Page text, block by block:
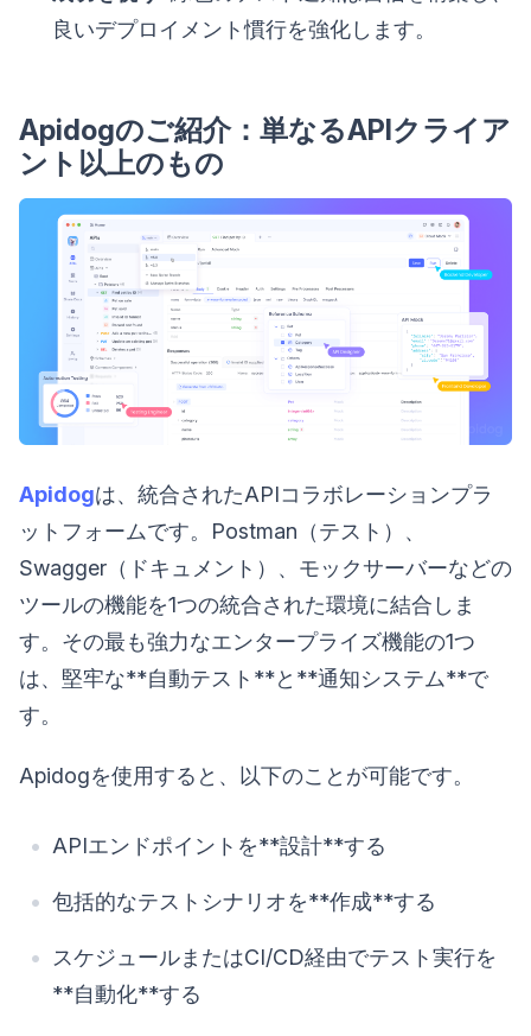
良いデプロイメント慣行を強化します。
Apidogのご紹介：単なるAPIクライア
ント以上のもの
Apidogは、統合されたAPIコラボレーションプラ
ットフォームです。Postman（テスト）、
Swagger（ドキュメント）、モックサーバーなどの
ツールの機能を1つの統合された環境に結合しま
す。その最も強力なエンタープライズ機能の1つ
は、堅牢な**自動テスト**と**通知システム**で
す。
Apidogを使用すると、以下のことが可能です。
APIエンドポイントを**設計**する
包括的なテストシナリオを**作成**する
スケジュールまたはCI/CD経由でテスト実行を
**自動化**する